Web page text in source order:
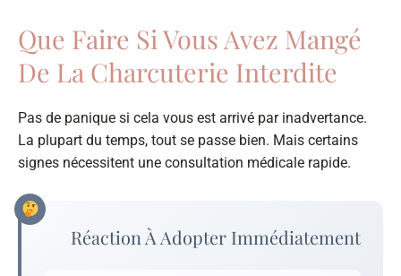
Que Faire Si Vous Avez Mangé
De La Charcuterie Interdite
Pas de panique si cela vous est arrivé par inadvertance.
La plupart du temps, tout se passe bien. Mais certains
signes nécessitent une consultation médicale rapide.
Réaction À Adopter Immédiatement